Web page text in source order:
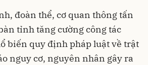
đoàn thể, cơ quan thông tấn
tỉnh tăng cường công tác
biến quy định pháp luật về trật
nguy cơ, nguyên nhân gây ra